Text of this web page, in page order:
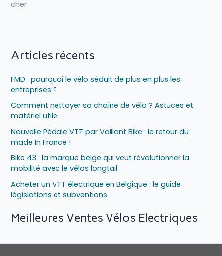
cher
Articles récents
FMD : pourquoi le vélo séduit de plus en plus les
entreprises ?
Comment nettoyer sa chaîne de vélo ? Astuces et
matériel utile
Nouvelle Pédale VTT par Vaillant Bike : le retour du
made In France !
Bike 43 : la marque belge qui veut révolutionner la
mobilité avec le vélos longtail
Acheter un VTT électrique en Belgique : le guide
législations et subventions
Meilleures Ventes Vélos Electriques